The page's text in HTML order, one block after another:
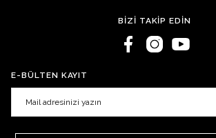
BİZİ TAKİP EDİN
E-BÜLTEN KAYIT